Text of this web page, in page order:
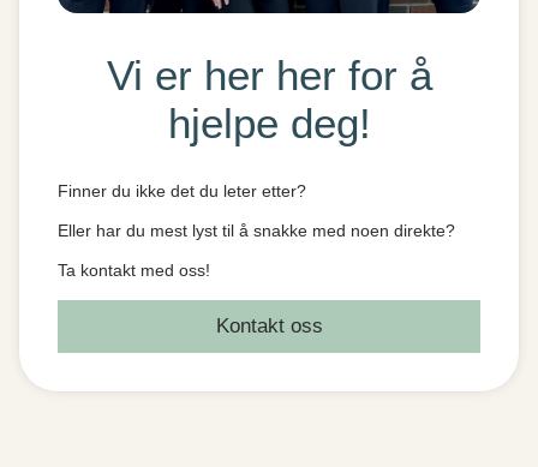
Vi er her her for å
hjelpe deg!
Finner du ikke det du leter etter?
Eller har du mest lyst til å snakke med noen direkte?
Ta kontakt med oss!
Kontakt oss